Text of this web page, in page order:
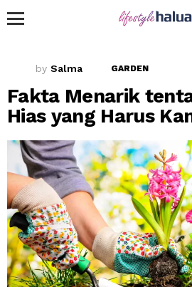
by Salma GARDEN
Fakta Menarik
Hias yang Harus